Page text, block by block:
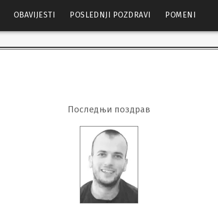
OBAVIJESTI POSLEDNJI POZDRAVI POMENI
Последњи поздрав